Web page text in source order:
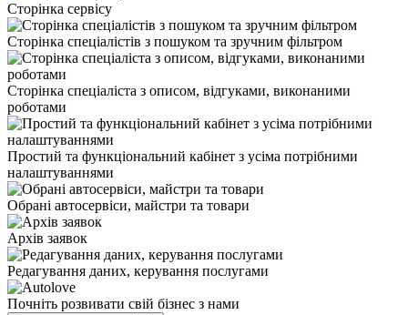
Сторінка сервісу
Сторінка спеціалістів з пошуком та зручним фільтром
Сторінка спеціаліста з описом, відгуками, виконаними
роботами
Простий та функціональний кабінет з усіма потрібними
налаштуваннями
Обрані автосервіси, майстри та товари
Архів заявок
Редагування даних, керування послугами
Почніть розвивати свій бізнес з нами